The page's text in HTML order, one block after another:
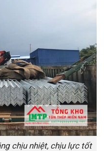
chịu nhiệt, chịu lực tốt